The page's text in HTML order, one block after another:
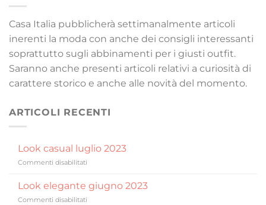
Casa Italia pubblicherà settimanalmente articoli
inerenti la moda con anche dei consigli interessanti
soprattutto sugli abbinamenti per i giusti outfit.
Saranno anche presenti articoli relativi a curiosità di
carattere storico e anche alle novità del momento.
ARTICOLI RECENTI
Look casual luglio 2023
Commenti disabilitati
casual
luglio
Look elegante giugno 2023
Commenti disabilitati